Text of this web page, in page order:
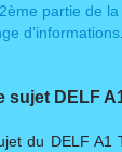
2ème partie de
d’informations.
sujet DELF
du DELF A1